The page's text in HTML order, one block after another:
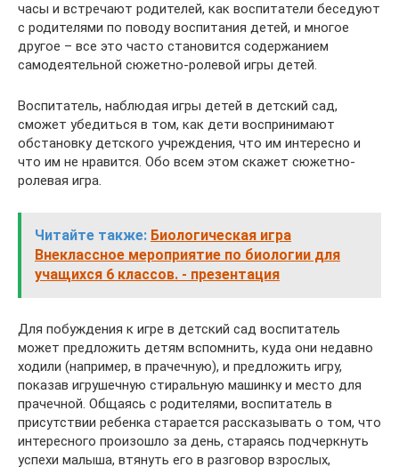
часы и встречают родителей, как воспитатели беседуют
с родителями по поводу воспитания детей, и многое
другое – все это часто становится содержанием
самодеятельной сюжетно-ролевой игры детей.
Воспитатель, наблюдая игры детей в детский сад,
сможет убедиться в том, как дети воспринимают
обстановку детского учреждения, что им интересно и
что им не нравится. Обо всем этом скажет сюжетно-
ролевая игра.
Читайте также: Биологическая игра
Внеклассное мероприятие по биологии для
учащихся 6 классов. - презентация
Для побуждения к игре в детский сад воспитатель
может предложить детям вспомнить, куда они недавно
ходили (например, в прачечную), и предложить игру,
показав игрушечную стиральную машинку и место для
прачечной. Общаясь с родителями, воспитатель в
присутствии ребенка старается рассказывать о том, что
интересного произошло за день, стараясь подчеркнуть
успехи малыша, втянуть его в разговор взрослых,